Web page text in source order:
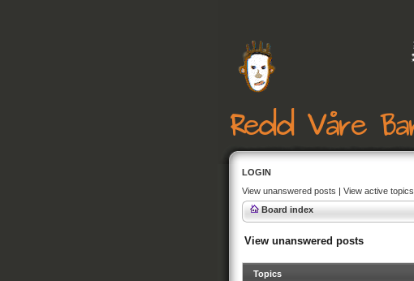
LOGIN
View unanswered posts | View active topics
Board index
View unanswered posts
Topics